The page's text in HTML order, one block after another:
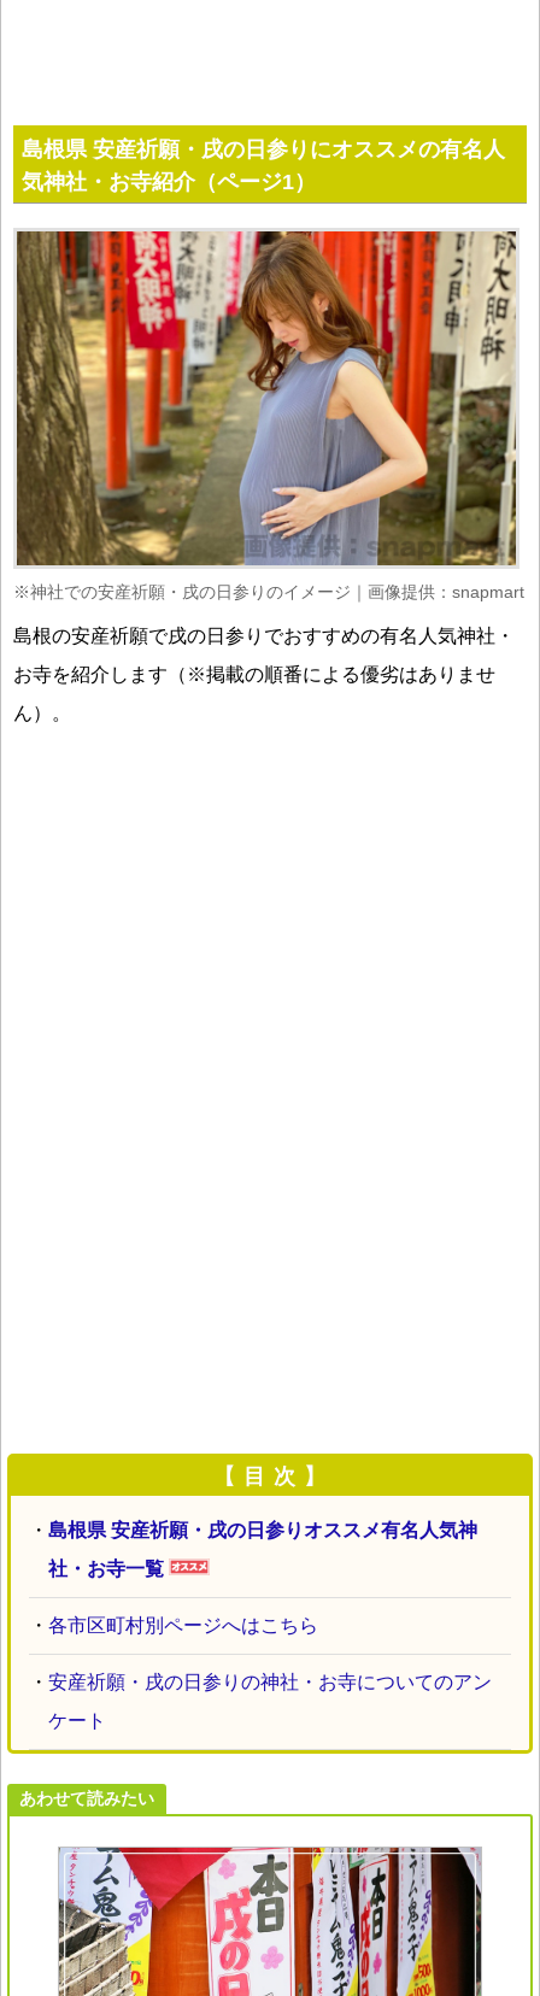
島根県 安産祈願・戌の日参りにオススメの有名人
気神社・お寺紹介（ページ1）
※神社での安産祈願・戌の日参りのイメージ｜画像提供：snapmart
島根の安産祈願で戌の日参りでおすすめの有名人気神社・
お寺を紹介します（※掲載の順番による優劣はありませ
ん）。
【 目 次 】
・ 島根県 安産祈願・戌の日参りオススメ有名人気神
社・お寺一覧
・ 各市区町村別ページへはこちら
・ 安産祈願・戌の日参りの神社・お寺についてのアン
ケート
あわせて読みたい